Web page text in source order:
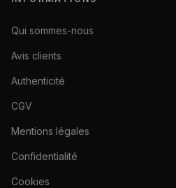
Qui sommes-nous
Avis clients
Authenticité
CGV
Mentions légales
Confidentialité
Cookies